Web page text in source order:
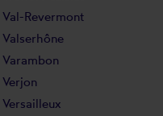
Val-Revermont
Valserhône
Varambon
Verjon
Versailleux